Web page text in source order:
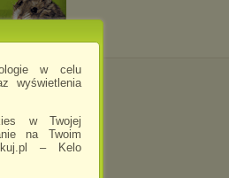
w celu
wyświetlenia
w Twojej
na Twoim
– Kelo
18:40